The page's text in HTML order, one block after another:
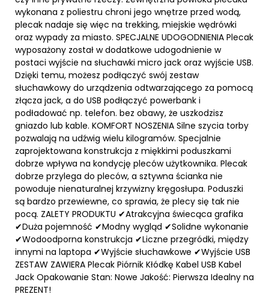
wykonana z poliestru chroni jego wnętrze przed wodą,
plecak nadaje się więc na trekking, miejskie wędrówki
oraz wypady za miasto. SPECJALNE UDOGODNIENIA Plecak
wyposażony został w dodatkowe udogodnienie w
postaci wyjście na słuchawki micro jack oraz wyjście USB.
Dzięki temu, możesz podłączyć swój zestaw
słuchawkowy do urządzenia odtwarzającego za pomocą
złącza jack, a do USB podłączyć powerbank i
podładować np. telefon. bez obawy, że uszkodzisz
gniazdo lub kable. KOMFORT NOSZENIA Silne szycia torby
pozwalają na udźwig wielu kilogramów. Specjalnie
zaprojektowana konstrukcja z miękkimi poduszkami
dobrze wpływa na kondycję pleców użytkownika. Plecak
dobrze przylega do pleców, a sztywna ścianka nie
powoduje nienaturalnej krzywizny kręgosłupa. Poduszki
są bardzo przewiewne, co sprawia, że plecy się tak nie
pocą. ZALETY PRODUKTU ✔Atrakcyjna świecąca grafika
✔Duża pojemność ✔Modny wygląd ✔Solidne wykonanie
✔Wodoodporna konstrukcja ✔Liczne przegródki, między
innymi na laptopa ✔Wyjście słuchawkowe ✔Wyjście USB
ZESTAW ZAWIERA Plecak Piórnik Kłódkę Kabel USB Kabel
Jack Opakowanie Stan: Nowe Jakość: Pierwsza Idealny na
PREZENT!